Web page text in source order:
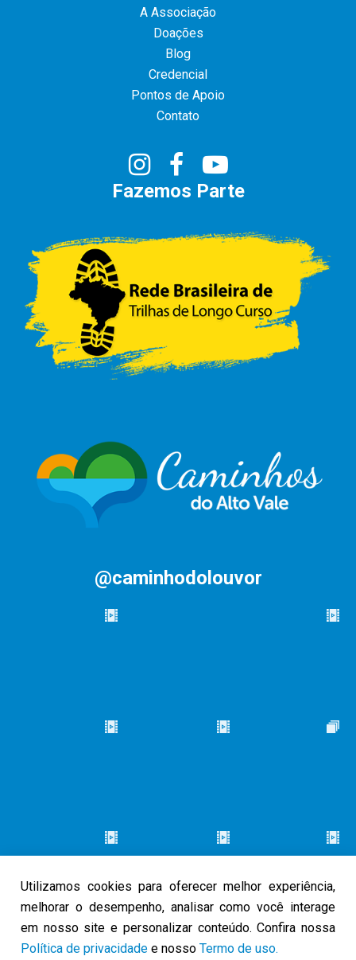
Utilizamos cookies para oferecer melhor experiência,
melhorar o desempenho, analisar como você interage
em nosso site e personalizar conteúdo. Confira nossa
Política de privacidade e nosso Termo de uso.
A Associação
Doações
Blog
Credencial
Pontos de Apoio
Contato
Fazemos Parte
@caminhodolouvor